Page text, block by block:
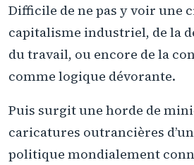
Difficile de ne pas y voir une
capitalisme industriel, de la
du travail, ou encore de la
comme logique dévorante.
Puis surgit une horde de
caricatures outrancières
politique mondialement